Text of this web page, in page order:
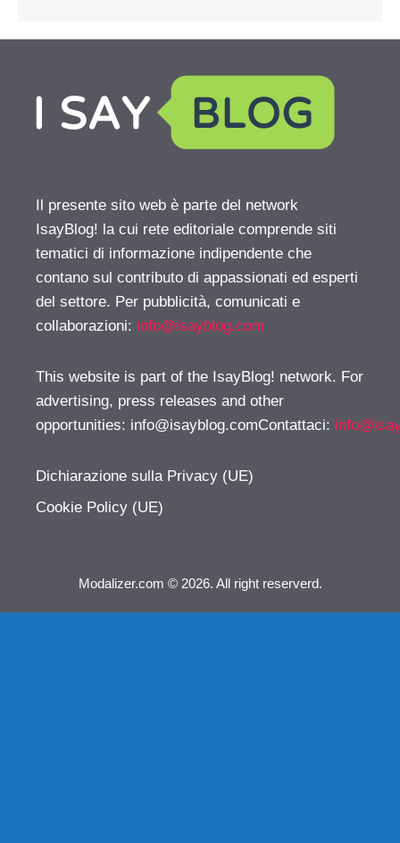
Il presente sito web è parte del network
IsayBlog! la cui rete editoriale comprende siti
tematici di informazione indipendente che
contano sul contributo di appassionati ed esperti
del settore. Per pubblicità, comunicati e
collaborazioni: info@isayblog.com
This website is part of the IsayBlog! network. For
advertising, press releases and other
opportunities: info@isayblog.comContattaci:
Dichiarazione sulla Privacy (UE)
Cookie Policy (UE)
Modalizer.com © 2026. All right reserverd.